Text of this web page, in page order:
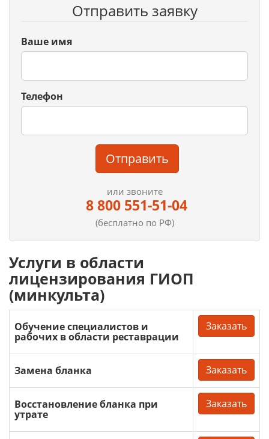
Отправить заявку
Ваше имя
Телефон
Отправить
или звоните
8 800 551-51-04
(бесплатно по РФ)
Услуги в области
лицензирования ГИОП
(минкульта)
Обучение специалистов и
рабочих в области реставрации
Заказать
Замена бланка Заказать
Восстановление бланка при
утрате
Заказать